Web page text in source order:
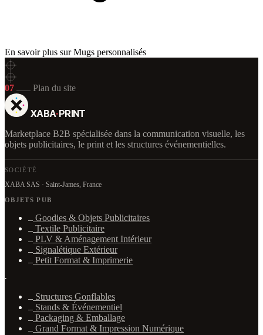
En savoir plus sur Mugs personnalisés
07 Plan du site
XABA·PRINT
Marketplace B2B spécialisée dans la communication visuelle, les
objets publicitaires, le print et les structures événementielles.
SOCIÉTÉ
XABA SAS · Saint-James, France
OBJETS PUB
Goodies & Objets Publicitaires
Textile Publicitaire
PLV & Aménagement Intérieur
Signalétique Extérieur
Petit Format & Imprimerie
·
Structures Gonflables
Stands & Événementiel
Packaging & Emballage
Grand Format & Impression Numérique